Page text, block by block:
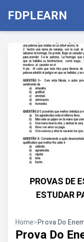
FDPLEARN
PROVAS DE
ESTUDAR
Home>Prova Do
Prova Do